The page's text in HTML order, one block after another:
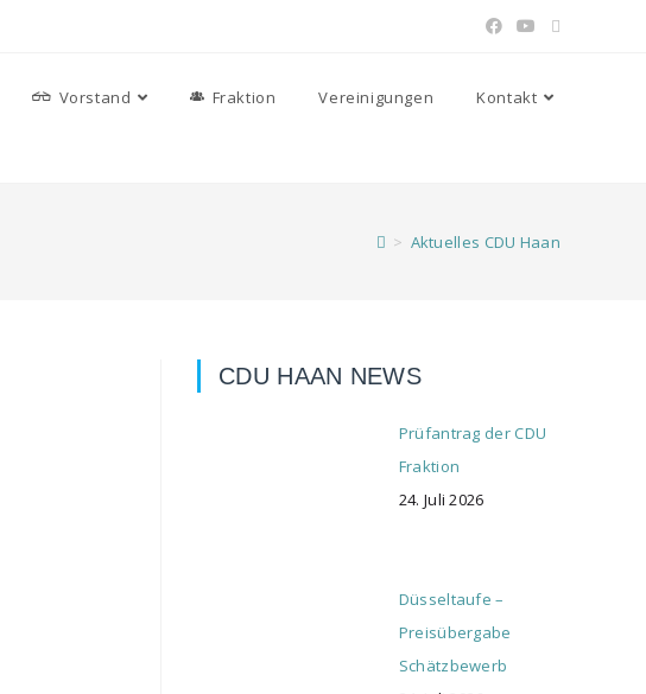
Vorstand Fraktion Vereinigungen Kontakt
> Aktuelles CDU Haan
CDU HAAN NEWS
Prüfantrag der CDU
Fraktion
24. Juli 2026
Düsseltaufe –
Preisübergabe
Schätzbewerb